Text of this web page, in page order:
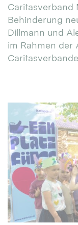
Caritasverband
Behinderung
Dillmann und
im Rahmen der